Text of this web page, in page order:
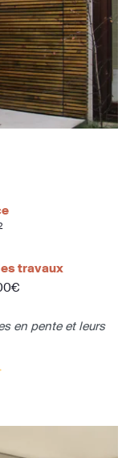
travaux
en pente et leurs